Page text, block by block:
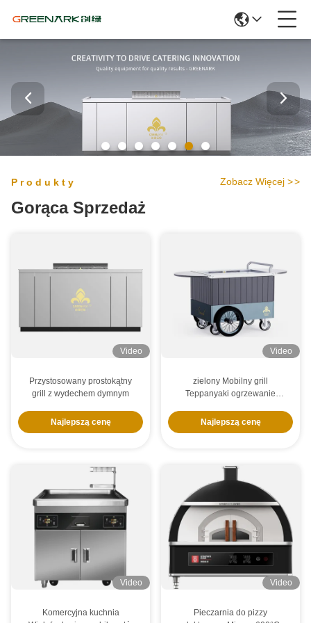
Produkty
Gorąca Sprzedaż
Zobacz Więcej >>
Video
Przystosowany prostokątny
grill z wydechem dymnym
Najlepszą cenę
Video
zielony Mobilny grill
Teppanyaki ogrzewanie
przemieszczanie
Najlepszą cenę
Video
Komercyjna kuchnia
Video
Pieczarnia do pizzy